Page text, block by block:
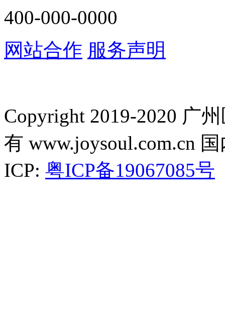
400-000-0000
网站合作 服务声明
Copyright 2019-2020 广
有 www.joysoul.com.cn
ICP: 粤ICP备19067085号